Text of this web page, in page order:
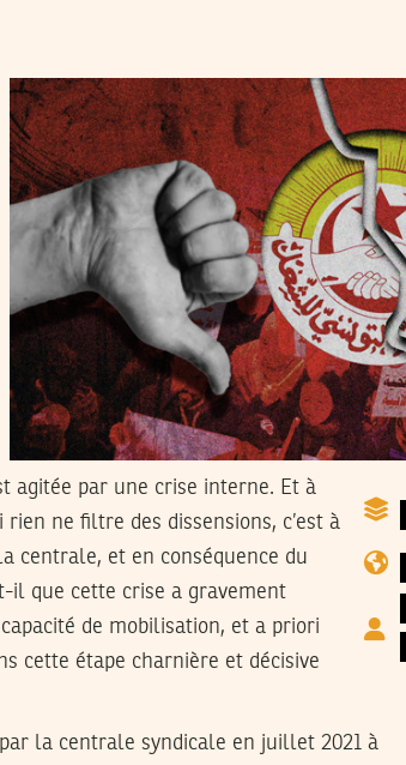
agitée par une crise interne. Et à
ne filtre des dissensions, c’est à
centrale, et en conséquence du
il que cette crise a gravement
de mobilisation, et a priori
cette étape charnière et décisive
la centrale syndicale en juillet 2021 à